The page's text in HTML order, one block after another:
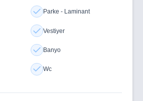
Parke - Laminant
Vestiyer
Banyo
Wc